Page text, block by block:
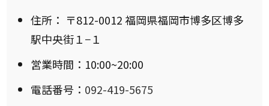
住所： 〒812-0012 福岡県福岡市博多区博多
駅中央街１−１
営業時間：10:00~20:00
電話番号： 092-419-5675